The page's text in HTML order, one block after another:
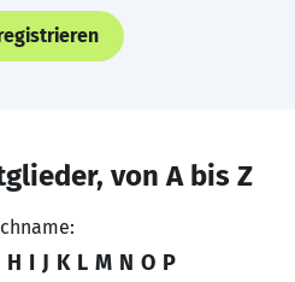
von A bis Z
H I J K L M N O P